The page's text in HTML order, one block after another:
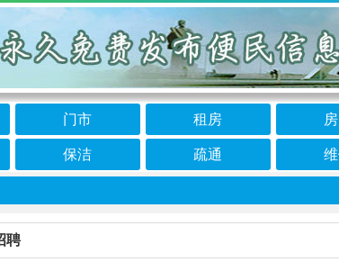
门市 租房
保洁 疏通
聘